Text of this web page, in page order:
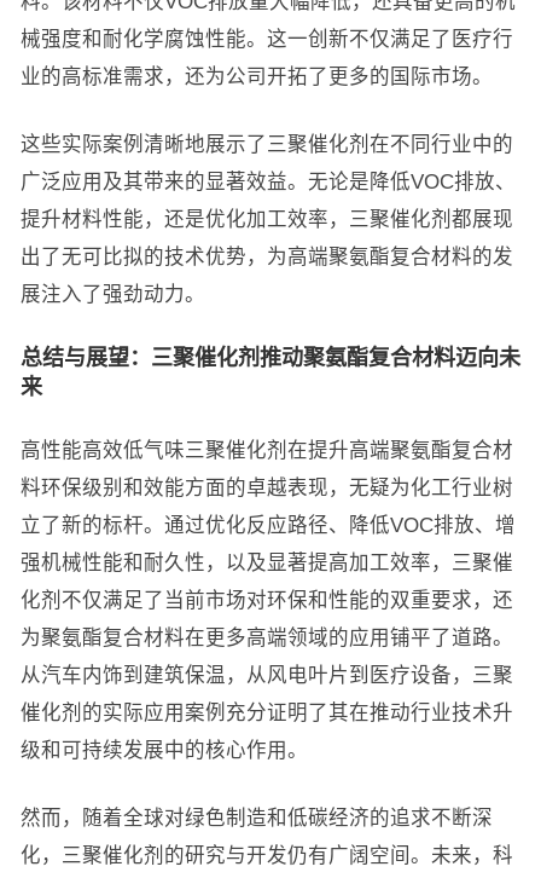
械强度和耐化学腐蚀性能。这一创新不仅满足了医疗行
业的高标准需求，还为公司开拓了更多的国际市场。
这些实际案例清晰地展示了三聚催化剂在不同行业中的
广泛应用及其带来的显著效益。无论是降低VOC排放、
提升材料性能，还是优化加工效率，三聚催化剂都展现
出了无可比拟的技术优势，为高端聚氨酯复合材料的发
展注入了强劲动力。
总结与展望：三聚催化剂推动聚氨酯复合材料迈向未
来
高性能高效低气味三聚催化剂在提升高端聚氨酯复合材
料环保级别和效能方面的卓越表现，无疑为化工行业树
立了新的标杆。通过优化反应路径、降低VOC排放、增
强机械性能和耐久性，以及显著提高加工效率，三聚催
化剂不仅满足了当前市场对环保和性能的双重要求，还
为聚氨酯复合材料在更多高端领域的应用铺平了道路。
从汽车内饰到建筑保温，从风电叶片到医疗设备，三聚
催化剂的实际应用案例充分证明了其在推动行业技术升
级和可持续发展中的核心作用。
然而，随着全球对绿色制造和低碳经济的追求不断深
化，三聚催化剂的研究与开发仍有广阔空间。未来，科